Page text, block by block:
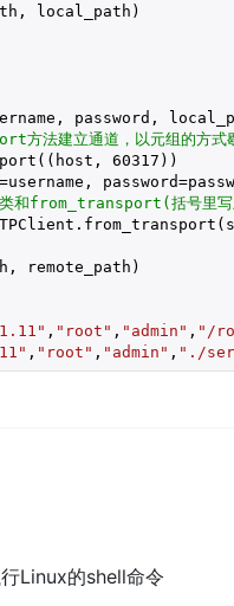
local_path)
password,
法建立通道，以元组的方式
60317 ))
from_transport(括号里写
remote_path)
, "root" , "admin" , "/
, "root" , "admin" , "./
Linux的shell命令